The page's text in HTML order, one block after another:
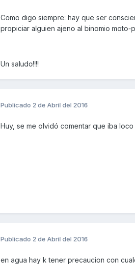
Como digo siempre: hay que ser
propiciar alguien ajeno al binomio moto-
Un saludo!!!!
Publicado 2 de Abril del 2016
Huy, se me olvidó comentar que iba
Publicado 2 de Abril del 2016
en agua hay k tener precaucion con